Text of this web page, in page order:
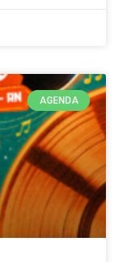
AGENDA